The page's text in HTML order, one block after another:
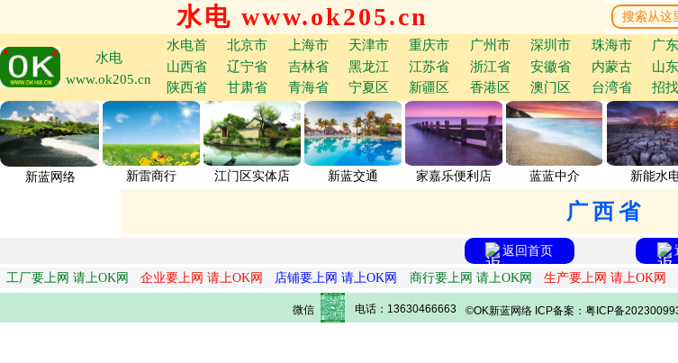
水电 www.ok205.cn
水电
www.ok205.cn
水电首 北京市 上海市 天津市 重庆市 广州市 深圳市 珠海市 广
山西省
辽宁省 吉林省 黑龙江 江苏省 浙江省 安徽省 内蒙古 山
陕西省
甘肃省 青海省 宁夏区 新疆区 香港区 澳门区 台湾省 招
新蓝网络 新雷商行 江门区实体店 新蓝交通 家嘉乐便利店 蓝蓝中介 新能水
广西省
返回首页
工厂要上网 请上OK网
企业要上网 请上OK网 店铺要上网 请上OK网 商行要上网 请上OK网 生产要上网 请上OK网
微信 电话：13630466663 ©OK新蓝网络 ICP备案：粤ICP备